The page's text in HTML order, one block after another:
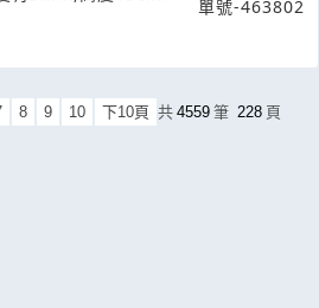
單號-463802
8 9 10 下10頁 共 4559 筆 228 頁